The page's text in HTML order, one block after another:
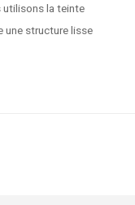
utilisons la teinte
une structure lisse